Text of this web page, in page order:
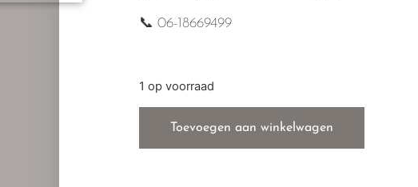
📞 06-18669499
1 op voorraad
Toevoegen aan winkelwagen